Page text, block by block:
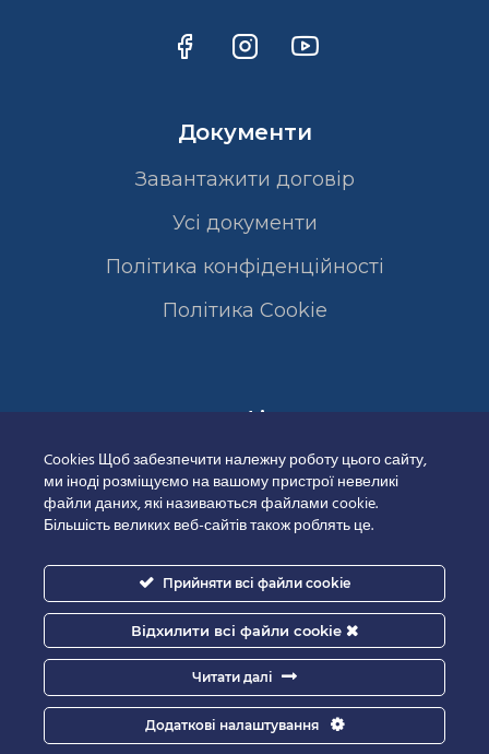
Документи
Завантажити договір
Усі документи
Політика конфіденційності
Полiтика Cookie
Сертифікати
Good-IT.com.ua for Biolights - All rights reserved.
Cookies Щоб забезпечити належну роботу цього сайту,
ми іноді розміщуємо на вашому пристрої невеликі
файли даних, які називаються файлами cookie.
Більшість великих веб-сайтів також роблять це.
Прийняти всі файли cookie
Відхилити всі файли cookie
Читати далі
Додаткові налаштування